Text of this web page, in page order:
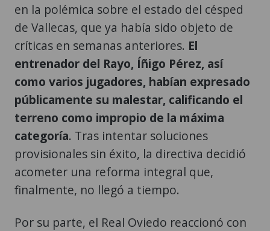
en la polémica sobre el estado del césped
de Vallecas, que ya había sido objeto de
críticas en semanas anteriores. El
entrenador del Rayo, Íñigo Pérez, así
como varios jugadores, habían expresado
públicamente su malestar, calificando el
terreno como impropio de la máxima
categoría. Tras intentar soluciones
provisionales sin éxito, la directiva decidió
acometer una reforma integral que,
finalmente, no llegó a tiempo.
Por su parte, el Real Oviedo reaccionó con